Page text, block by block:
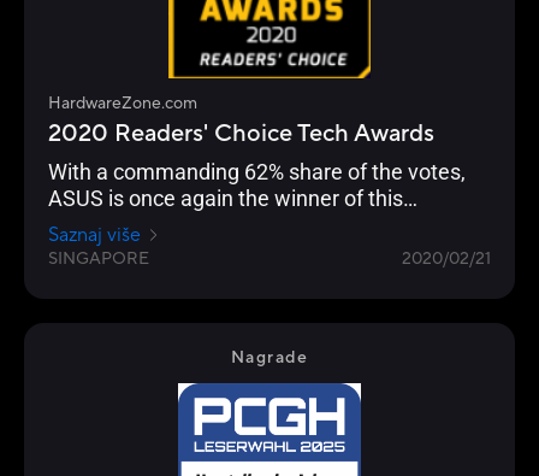
HardwareZone.com
2020 Readers' Choice Tech Awards
With a commanding 62% share of the votes,
ASUS is once again the winner of this
Readers’ Choice category.
Saznaj više
SINGAPORE 2020/02/21
Nagrade